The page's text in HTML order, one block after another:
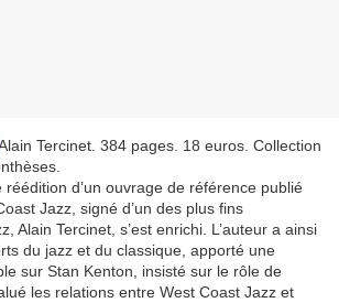
Tercinet. 384 pages. 18 euros. Collection
réédition d’un ouvrage de référence publié
Jazz, signé d’un des plus fins
Alain Tercinet, s’est enrichi. L’auteur a ainsi
du jazz et du classique, apporté une
sur Stan Kenton, insisté sur le rôle de
les relations entre West Coast Jazz et